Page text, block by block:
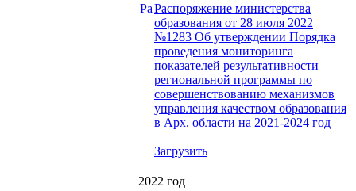
Распоряжение министерства
образования от 28 июля 2022
№1283 Об утверждении Порядка
проведения мониторинга
показателей результативности
региональной программы по
совершенствованию механизмов
управления качеством образования
в Арх. области на 2021-2024 год
Загрузить
2022 год